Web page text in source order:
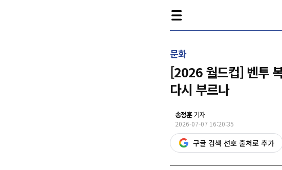
문화
[2026 월드컵] 벤투
다시 부르나
송정훈기자
2026-07-07 16:20:35
구글 검색 선호 출처로 추가